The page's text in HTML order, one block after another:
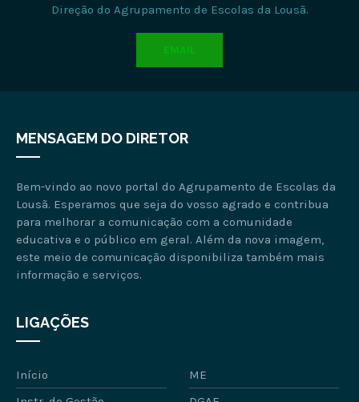
Direção do Agrupamento de Escolas da Lousã.
EMAIL
MENSAGEM DO DIRETOR
Bem-vindo ao novo portal do Agrupamento de Escolas da
Lousã. Esperamos que seja do vosso agrado e contribua
para melhorar a comunicação com a comunidade
educativa e o público em geral. Além da nova imagem,
este meio de comunicação disponibiliza também mais
informação e serviços.
LIGAÇÕES
Início
ME